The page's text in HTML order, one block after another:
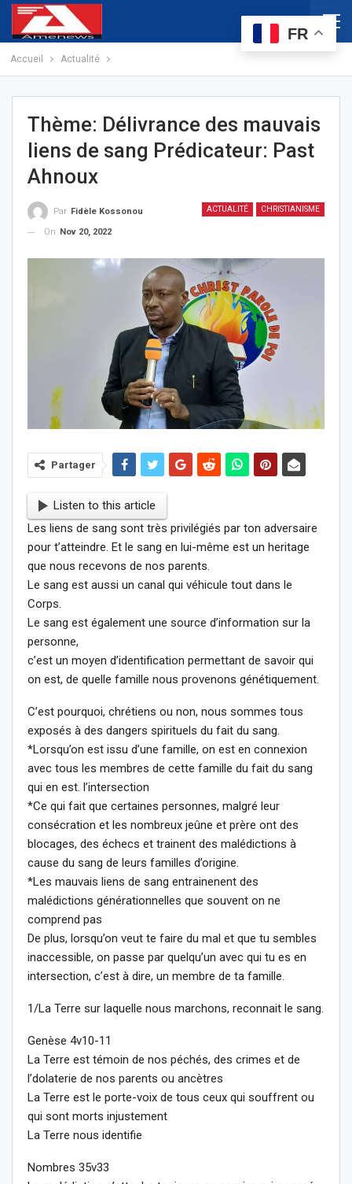
Accueil Actualité
Thème: Délivrance des mauvais
liens de sang Prédicateur: Past
Ahnoux
ACTUALITÉ CHRISTIANISME
Par Fidèle Kossonou
On
Nov 20, 2022
Partager
Listen to this article
Les liens de sang sont très privilégiés par ton adversaire
pour t’atteindre. Et le sang en lui-même est un heritage
que nous recevons de nos parents.
Le sang est aussi un canal qui véhicule tout dans le
Corps.
Le sang est également une source d’information sur la
personne,
c’est un moyen d’identification permettant de savoir qui
on est, de quelle famille nous provenons génétiquement.
C’est pourquoi, chrétiens ou non, nous sommes tous
exposés à des dangers spirituels du fait du sang.
*Lorsqu’on est issu d’une famille, on est en connexion
avec tous les membres de cette famille du fait du sang
qui en est. l’intersection
*Ce qui fait que certaines personnes, malgré leur
consécration et les nombreux jeûne et prère ont des
blocages, des échecs et trainent des malédictions à
cause du sang de leurs familles d’origine.
*Les mauvais liens de sang entrainenent des
malédictions générationnelles que souvent on ne
comprend pas
De plus, lorsqu’on veut te faire du mal et que tu sembles
inaccessible, on passe par quelqu’un avec qui tu es en
intersection, c’est à dire, un membre de ta famille.
1/La Terre sur laquelle nous marchons, reconnait le sang.
Genèse 4v10-11
La Terre est témoin de nos péchés, des crimes et de
l’dolaterie de nos parents ou ancètres
La Terre est le porte-voix de tous ceux qui souffrent ou
qui sont morts injustement
La Terre nous identifie
Nombres 35v33
FR